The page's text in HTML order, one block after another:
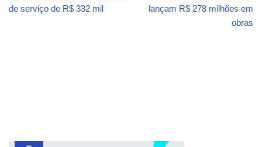
de serviço de R$ 332 mil
lançam R$ 278 milhões em
obras